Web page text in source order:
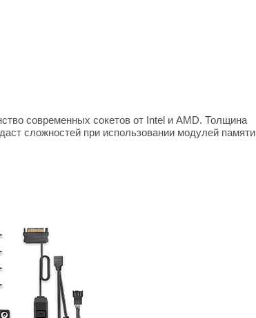
современных сокетов от Intel и AMD. Толщина
сложностей при использовании модулей памяти